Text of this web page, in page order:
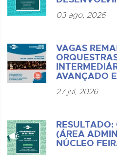
03 ago, 2026
VAGAS
AVANÇADO
27 jul, 2026
RESULTADO:
(ÁREA
NÚCLEO